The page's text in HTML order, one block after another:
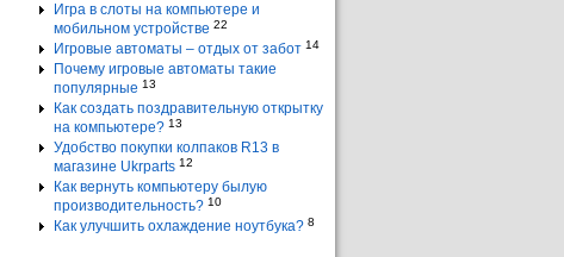
Игра в слоты на компьютере и
мобильном устройстве 22
Игровые автоматы – отдых от забот 14
Почему игровые автоматы такие
популярные 13
Как создать поздравительную открытку
на компьютере? 13
Удобство покупки колпаков R13 в
магазине Ukrparts 12
Как вернуть компьютеру былую
производительность? 10
Как улучшить охлаждение ноутбука? 8